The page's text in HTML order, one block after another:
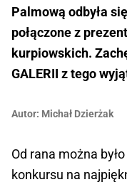
Palmową odbyła
połączone z
kurpiowskich.
GALERII z tego
Autor: Michał Dzierżak
Od rana można
konkursu na